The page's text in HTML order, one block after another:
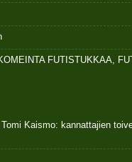
FUTISTUKKAA,
Kaismo: kannattajien